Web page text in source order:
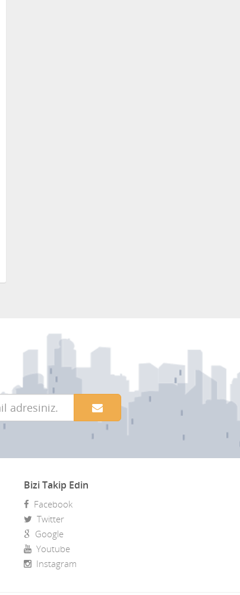
Bizi Takip Edin
Facebook
Twitter
Google
Youtube
Instagram